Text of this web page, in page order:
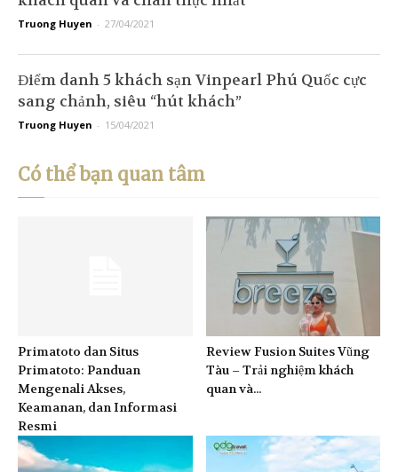
Truong Huyen - 27/04/2021
Điểm danh 5 khách sạn Vinpearl Phú Quốc cực
sang chảnh, siêu “hút khách”
Truong Huyen - 15/04/2021
Có thể bạn quan tâm
Primatoto dan Situs
Primatoto: Panduan
Mengenali Akses,
Keamanan, dan Informasi
Resmi
Review Fusion Suites Vũng
Tàu – Trải nghiệm khách
quan và...